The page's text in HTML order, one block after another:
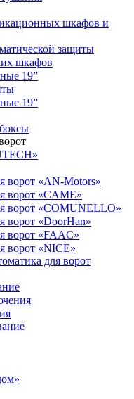
шкафов и
защиты
шкафов
19”
19”
ворот «AN-Motors»
ворот «CAME»
ворот «COMUNELLO»
ворот «DoorHan»
ворот «FAAC»
ворот «NICE»
для ворот